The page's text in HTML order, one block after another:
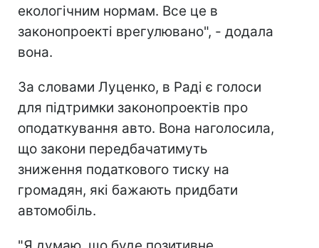
екологічним нормам. Все це в
законопроекті врегулювано", - додала
вона.
За словами Луценко, в Раді є голоси
для підтримки законопроектів про
оподаткування авто. Вона наголосила,
що закони передбачатимуть
зниження податкового тиску на
громадян, які бажають придбати
автомобіль.